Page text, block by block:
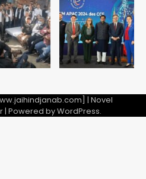
| Novel
| Powered byWordPress.